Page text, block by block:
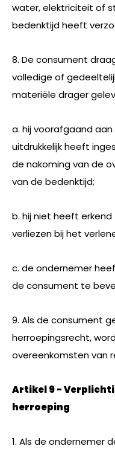
water, elektriciteit of
bedenktijd heeft
8. De consument
volledige of
materiële drager
a. hij voorafgaand
uitdrukkelijk heeft
de nakoming van de
van de bedenktijd;
b. hij niet heeft
verliezen bij het
c. de ondernemer
de consument te
9. Als de consument
herroepingsrecht,
overeenkomsten van
Artikel 9 -
herroeping
1. Als de ondernemer